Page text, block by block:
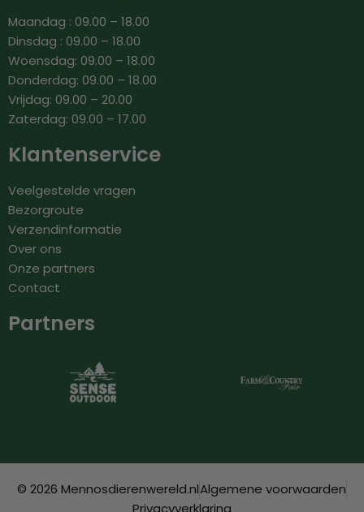
Maandag : 09.00 – 18.00
Dinsdag : 09.00 – 18.00
Woensdag: 09.00 – 18.00
Donderdag: 09.00 – 18.00
Vrijdag: 09.00 – 20.00
Zaterdag: 09.00 – 17.00
Klantenservice
Veelgestelde vragen
Bezorgroute
Verzendinformatie
Over ons
Onze partners
Contact
Partners
© 2026 Mennosdierenwereld.nlAlgemene voorwaarden
Privacyverklaring